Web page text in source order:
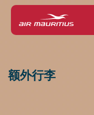
额外行李